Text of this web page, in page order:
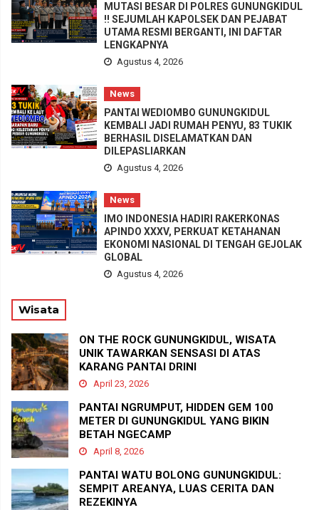
MUTASI BESAR DI POLRES GUNUNGKIDUL
!! SEJUMLAH KAPOLSEK DAN PEJABAT
UTAMA RESMI BERGANTI, INI DAFTAR
LENGKAPNYA
Agustus 4, 2026
News
PANTAI WEDIOMBO GUNUNGKIDUL
KEMBALI JADI RUMAH PENYU, 83 TUKIK
BERHASIL DISELAMATKAN DAN
DILEPASLIARKAN
Agustus 4, 2026
News
IMO INDONESIA HADIRI RAKERKONAS
APINDO XXXV, PERKUAT KETAHANAN
EKONOMI NASIONAL DI TENGAH GEJOLAK
GLOBAL
Agustus 4, 2026
Wisata
ON THE ROCK GUNUNGKIDUL, WISATA
UNIK TAWARKAN SENSASI DI ATAS
KARANG PANTAI DRINI
April 23, 2026
PANTAI NGRUMPUT, HIDDEN GEM 100
METER DI GUNUNGKIDUL YANG BIKIN
BETAH NGECAMP
April 8, 2026
PANTAI WATU BOLONG GUNUNGKIDUL:
SEMPIT AREANYA, LUAS CERITA DAN
REZEKINYA